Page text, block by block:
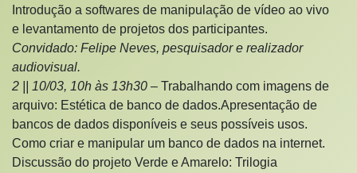
Introdução a softwares de manipulação de vídeo ao vivo
e levantamento de projetos dos participantes.
Convidado: Felipe Neves, pesquisador e realizador
audiovisual.
2 || 10/03, 10h às 13h30 – Trabalhando com imagens de
arquivo: Estética de banco de dados.Apresentação de
bancos de dados disponíveis e seus possíveis usos.
Como criar e manipular um banco de dados na internet.
Discussão do projeto Verde e Amarelo: Trilogia